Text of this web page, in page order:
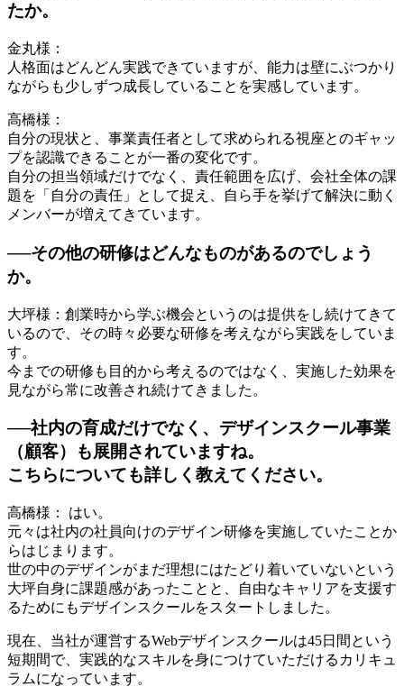
たか。
金丸様：
人格面はどんどん実践できていますが、能力は壁にぶつかり
ながらも少しずつ成長していることを実感しています。
高橋様：
自分の現状と、事業責任者として求められる視座とのギャッ
プを認識できることが一番の変化です。
自分の担当領域だけでなく、責任範囲を広げ、会社全体の課
題を「自分の責任」として捉え、自ら手を挙げて解決に動く
メンバーが増えてきています。
──その他の研修はどんなものがあるのでしょう
か。
大坪様：創業時から学ぶ機会というのは提供をし続けてきて
いるので、その時々必要な研修を考えながら実践をしていま
す。
今までの研修も目的から考えるのではなく、実施した効果を
見ながら常に改善され続けてきました。
──社内の育成だけでなく、デザインスクール事業
（顧客）も展開されていますね。
こちらについても詳しく教えてください。
高橋様： はい。
元々は社内の社員向けのデザイン研修を実施していたことか
らはじまります。
世の中のデザインがまだ理想にはたどり着いていないという
大坪自身に課題感があったことと、自由なキャリアを支援す
るためにもデザインスクールをスタートしました。
現在、当社が運営するWebデザインスクールは45日間という
短期間で、実践的なスキルを身につけていただけるカリキュ
ラムになっています。